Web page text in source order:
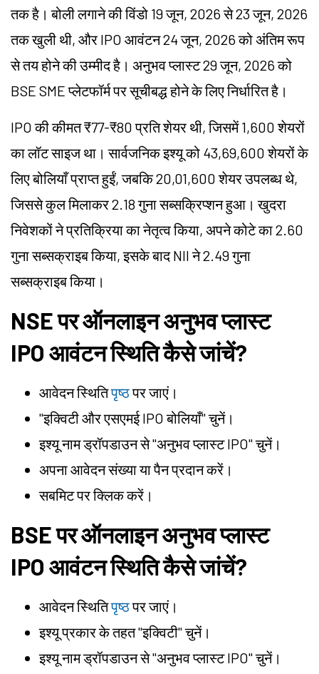
तक है। बोली लगाने की विंडो 19 जून, 2026 से 23 जून, 2026
तक खुली थी, और IPO आवंटन 24 जून, 2026 को अंतिम रूप
से तय होने की उम्मीद है। अनुभव प्लास्ट 29 जून, 2026 को
BSE SME प्लेटफॉर्म पर सूचीबद्ध होने के लिए निर्धारित है।
IPO की कीमत ₹77-₹80 प्रति शेयर थी, जिसमें 1,600 शेयरों
का लॉट साइज था। सार्वजनिक इश्यू को 43,69,600 शेयरों के
लिए बोलियाँ प्राप्त हुईं, जबकि 20,01,600 शेयर उपलब्ध थे,
जिससे कुल मिलाकर 2.18 गुना सब्सक्रिप्शन हुआ। खुदरा
निवेशकों ने प्रतिक्रिया का नेतृत्व किया, अपने कोटे का 2.60
गुना सब्सक्राइब किया, इसके बाद NII ने 2.49 गुना
सब्सक्राइब किया।
NSE पर ऑनलाइन अनुभव प्लास्ट
IPO आवंटन स्थिति कैसे जांचें?
आवेदन स्थितिपृष्ठपर जाएं।
"इक्विटी और एसएमई IPO बोलियाँ" चुनें।
इश्यू नाम ड्रॉपडाउन से "अनुभव प्लास्ट IPO" चुनें।
अपना आवेदन संख्या या पैन प्रदान करें।
सबमिट पर क्लिक करें।
BSE पर ऑनलाइन अनुभव प्लास्ट
IPO आवंटन स्थिति कैसे जांचें?
आवेदन स्थितिपृष्ठपर जाएं।
इश्यू प्रकार के तहत "इक्विटी" चुनें।
इश्यू नाम ड्रॉपडाउन से "अनुभव प्लास्ट IPO" चुनें।